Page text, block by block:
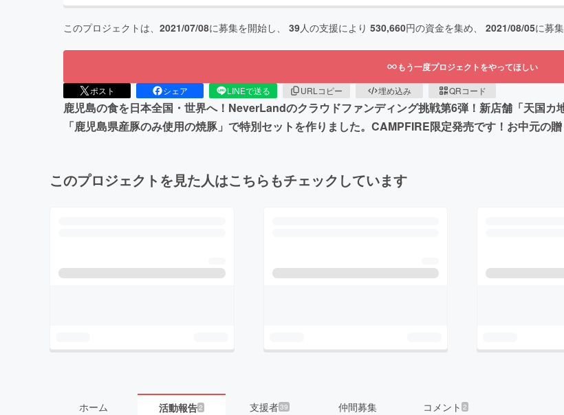
このプロジェクトは、 2021/07/08に募集を開始し、 39人の支援により 530,660円の資金を集め、 2021/08/05に募
もう一度プロジェクトをやってほしい
ポスト シェア LINEで送る URLコピー 埋め込み QRコード
鹿児島の食を日本全国・世界へ！NeverLandのクラウドファンディング挑戦第6弾！新店舗「天国
「鹿児島県産豚のみ使用の焼豚」で特別セットを作りました。CAMPFIRE限定発売です！お中元の贈
このプロジェクトを見た人はこちらもチェックしています
ホーム 活動報告2 支援者39 仲間募集 コメント 2